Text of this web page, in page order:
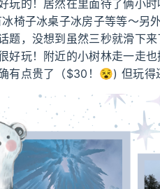
玩的！居然在里面待了俩小
冰椅子冰桌子冰房子等等～另
题，没想到虽然三秒就滑下
好玩！附近的小树林走一走
有点贵了（$30！😵) 但玩得